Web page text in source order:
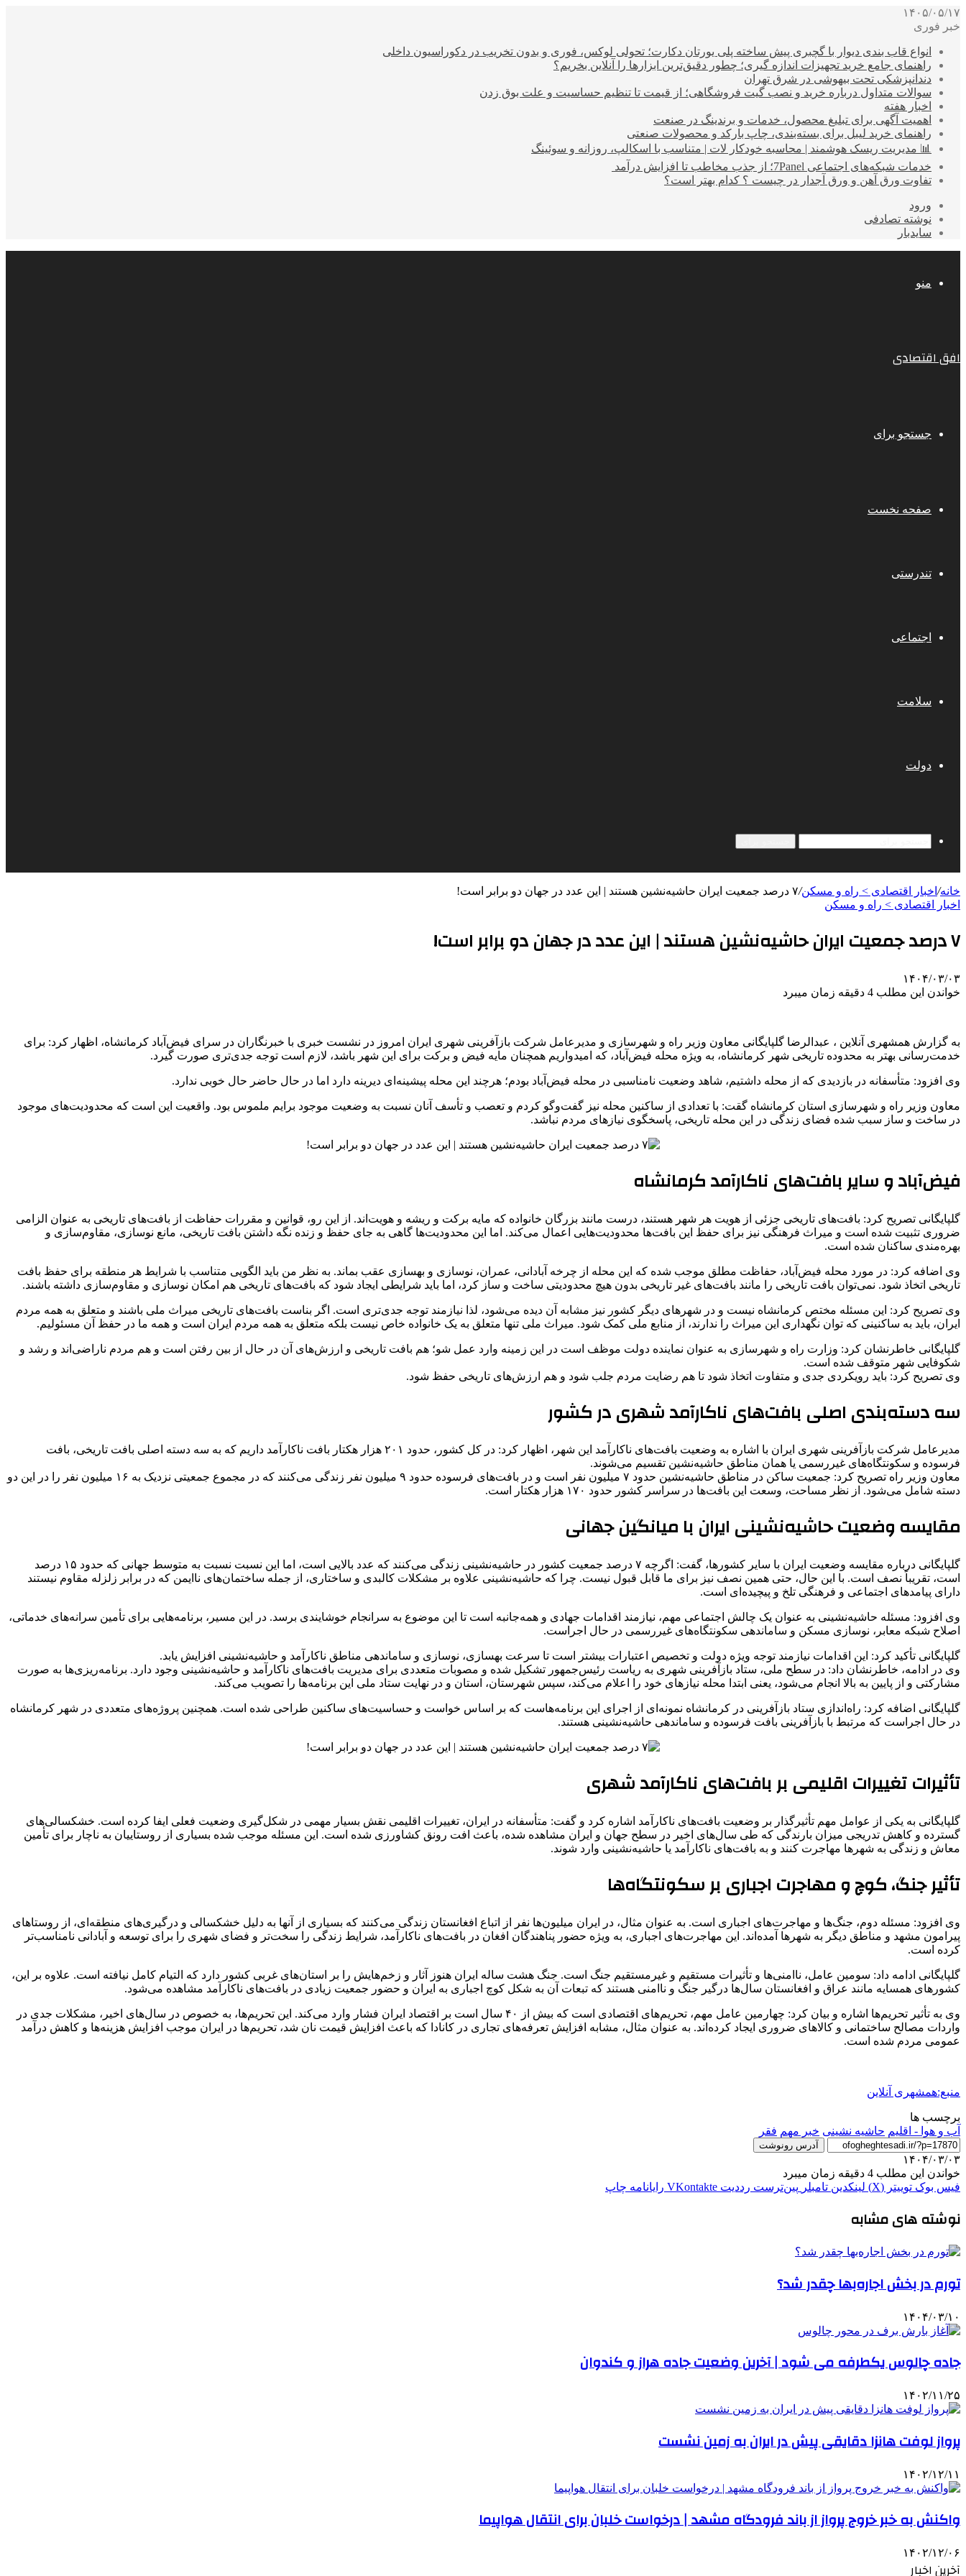
۱۴۰۵/۰۵/۱۷
خبر فوری
انواع قاب بندی دیوار با گچبری پیش ساخته پلی یورتان دکارت؛ تحولی لوکس، فوری و بدون تخریب در دکوراسیون داخلی
راهنمای جامع خرید تجهیزات اندازه گیری؛ چطور دقیق‌ترین ابزارها را آنلاین بخریم؟
دندانپزشکی تحت بیهوشی در شرق تهران
سوالات متداول درباره خرید و نصب گیت فروشگاهی؛ از قیمت تا تنظیم حساسیت و علت بوق زدن
اخبار هفته
اهمیت آگهی برای تبلیغ محصول، خدمات و برندینگ در صنعت
راهنمای خرید لیبل برای بسته‌بندی، چاپ بارکد و محصولات صنعتی
📊 مدیریت ریسک هوشمند | محاسبه خودکار لات | متناسب با اسکالپ، روزانه و سوئینگ
خدمات شبکه‌های اجتماعی 7Panel؛ از جذب مخاطب تا افزایش درآمد
تفاوت ورق آهن و ورق آجدار در چیست ؟ کدام بهتر است؟
ورود
نوشته تصادفی
سایدبار
منو
افق اقتصادی
جستجو برای
صفحه نخست
تندرستی
اجتماعی
سلامت
دولت
خانه/ اخبار اقتصادی > راه و مسکن/۷ درصد جمعیت ایران حاشیه‌نشین هستند | این عدد در جهان دو برابر است!
اخبار اقتصادی > راه و مسکن
۷ درصد جمعیت ایران حاشیه‌نشین هستند | این عدد در جهان دو برابر است!
۱۴۰۴/۰۳/۰۳
خواندن این مطلب 4 دقیقه زمان میبرد
به گزارش همشهری آنلاین ، عبدالرضا گلپایگانی معاون وزیر راه و شهرسازی و مدیرعامل شرکت بازآفرینی شهری ایران امروز در نشست خبری با خبرنگاران در سرای فیض‌آباد کرمانشاه، اظهار کرد: برای
خدمت‌رسانی بهتر به محدوده تاریخی شهر کرمانشاه، به ویژه محله فیض‌آباد، که امیدواریم همچنان مایه فیض و برکت برای این شهر باشد، لازم است توجه جدی‌تری صورت گیرد.
وی افزود: متأسفانه در بازدیدی که از محله داشتیم، شاهد وضعیت نامناسبی در محله فیض‌آباد بودم؛ هرچند این محله پیشینه‌ای دیرینه دارد اما در حال حاضر حال خوبی ندارد.
معاون وزیر راه و شهرسازی استان کرمانشاه گقت: با تعدادی از ساکنین محله نیز گفت‌وگو کردم و تعصب و تأسف آنان نسبت به وضعیت موجود برایم ملموس بود. واقعیت این است که محدودیت‌های موجود
در ساخت و ساز سبب شده فضای زندگی در این محله تاریخی، پاسخگوی نیازهای مردم نباشد.
فیض‌آباد و سایر بافت‌های ناکارآمد کرمانشاه
گلپایگانی تصریح کرد: بافت‌های تاریخی جزئی از هویت هر شهر هستند، درست مانند بزرگان خانواده که مایه برکت و ریشه و هویت‌اند. از این رو، قوانین و مقررات حفاظت از بافت‌های تاریخی به عنوان الزامی
ضروری تثبیت شده است و میراث فرهنگی نیز برای حفظ این بافت‌ها محدودیت‌هایی اعمال می‌کند. اما این محدودیت‌ها گاهی به جای حفظ و زنده نگه داشتن بافت تاریخی، مانع نوسازی، مقاوم‌سازی و
بهره‌مندی ساکنان شده است.
وی اضافه کرد: در مورد محله فیض‌آباد، حفاظت مطلق موجب شده که این محله از چرخه آبادانی، عمران، نوسازی و بهسازی عقب بماند. به نظر من باید الگویی متناسب با شرایط هر منطقه برای حفظ بافت
تاریخی اتخاذ شود. نمی‌توان بافت تاریخی را مانند بافت‌های غیر تاریخی بدون هیچ محدودیتی ساخت و ساز کرد، اما باید شرایطی ایجاد شود که بافت‌های تاریخی هم امکان نوسازی و مقاوم‌سازی داشته باشند.
وی تصریح کرد: این مسئله مختص کرمانشاه نیست و در شهرهای دیگر کشور نیز مشابه آن دیده می‌شود، لذا نیازمند توجه جدی‌تری است. اگر بناست بافت‌های تاریخی میراث ملی باشند و متعلق به همه مردم
ایران، باید به ساکنینی که توان نگهداری این میراث را ندارند، از منابع ملی کمک شود. میراث ملی تنها متعلق به یک خانواده خاص نیست بلکه متعلق به همه مردم ایران است و همه ما در حفظ آن مسئولیم.
گلپایگانی خاطرنشان کرد: وزارت راه و شهرسازی به عنوان نماینده دولت موظف است در این زمینه وارد عمل شو؛ هم بافت تاریخی و ارزش‌های آن در حال از بین رفتن است و هم مردم ناراضی‌اند و رشد و
شکوفایی شهر متوقف شده است.
وی تصریح کرد: باید رویکردی جدی و متفاوت اتخاذ شود تا هم رضایت مردم جلب شود و هم ارزش‌های تاریخی حفظ شود.
سه دسته‌بندی اصلی بافت‌های ناکارآمد شهری در کشور
مدیرعامل شرکت بازآفرینی شهری ایران با اشاره به وضعیت بافت‌های ناکارآمد این شهر، اظهار کرد: در کل کشور، حدود ۲۰۱ هزار هکتار بافت ناکارآمد داریم که به سه دسته اصلی بافت تاریخی، بافت
فرسوده و سکونتگاه‌های غیررسمی یا همان مناطق حاشیه‌نشین تقسیم می‌شوند.
معاون وزیر راه تصریح کرد: جمعیت ساکن در مناطق حاشیه‌نشین حدود ۷ میلیون نفر است و در بافت‌های فرسوده حدود ۹ میلیون نفر زندگی می‌کنند که در مجموع جمعیتی نزدیک به ۱۶ میلیون نفر را در این دو
دسته شامل می‌شود. از نظر مساحت، وسعت این بافت‌ها در سراسر کشور حدود ۱۷۰ هزار هکتار است.
مقایسه وضعیت حاشیه‌نشینی ایران با میانگین جهانی
گلپایگانی درباره مقایسه وضعیت ایران با سایر کشورها، گفت: اگرچه ۷ درصد جمعیت کشور در حاشیه‌نشینی زندگی می‌کنند که عدد بالایی است، اما این نسبت نسبت به متوسط جهانی که حدود ۱۵ درصد
است، تقریباً نصف است. با این حال، حتی همین نصف نیز برای ما قابل قبول نیست. چرا که حاشیه‌نشینی علاوه بر مشکلات کالبدی و ساختاری، از جمله ساختمان‌های ناایمن که در برابر زلزله مقاوم نیستند
دارای پیامدهای اجتماعی و فرهنگی تلخ و پیچیده‌ای است.
وی افزود: مسئله حاشیه‌نشینی به عنوان یک چالش اجتماعی مهم، نیازمند اقدامات جهادی و همه‌جانبه است تا این موضوع به سرانجام خوشایندی برسد. در این مسیر، برنامه‌هایی برای تأمین سرانه‌های خدماتی،
اصلاح شبکه معابر، نوسازی مسکن و ساماندهی سکونتگاه‌های غیررسمی در حال اجراست.
گلپایگانی تأکید کرد: این اقدامات نیازمند توجه ویژه دولت و تخصیص اعتبارات بیشتر است تا سرعت بهسازی، نوسازی و ساماندهی مناطق ناکارآمد و حاشیه‌نشینی افزایش یابد.
وی در ادامه، خاطرنشان داد: در سطح ملی، ستاد بازآفرینی شهری به ریاست رئیس‌جمهور تشکیل شده و مصوبات متعددی برای مدیریت بافت‌های ناکارآمد و حاشیه‌نشینی وجود دارد. برنامه‌ریزی‌ها به صورت
مشارکتی و از پایین به بالا انجام می‌شود، یعنی ابتدا محله نیازهای خود را اعلام می‌کند، سپس شهرستان، استان و در نهایت ستاد ملی این برنامه‌ها را تصویب می‌کند.
گلپایگانی اضافه کرد: راه‌اندازی ستاد بازآفرینی در کرمانشاه نمونه‌ای از اجرای این برنامه‌هاست که بر اساس خواست و حساسیت‌های ساکنین طراحی شده است. همچنین پروژه‌های متعددی در شهر کرمانشاه
در حال اجراست که مرتبط با بازآفرینی بافت فرسوده و ساماندهی حاشیه‌نشینی هستند.
تأثیرات تغییرات اقلیمی بر بافت‌های ناکارآمد شهری
گلپایگانی به یکی از عوامل مهم تأثیرگذار بر وضعیت بافت‌های ناکارآمد اشاره کرد و گفت: متأسفانه در ایران، تغییرات اقلیمی نقش بسیار مهمی در شکل‌گیری وضعیت فعلی ایفا کرده است. خشکسالی‌های
گسترده و کاهش تدریجی میزان بارندگی که طی سال‌های اخیر در سطح جهان و ایران مشاهده شده، باعث افت رونق کشاورزی شده است. این مسئله موجب شده بسیاری از روستاییان به ناچار برای تأمین
معاش و زندگی به شهرها مهاجرت کنند و به بافت‌های ناکارآمد یا حاشیه‌نشینی وارد شوند.
تأثیر جنگ، کوچ و مهاجرت اجباری بر سکونتگاه‌ها
وی افزود: مسئله دوم، جنگ‌ها و مهاجرت‌های اجباری است. به عنوان مثال، در ایران میلیون‌ها نفر از اتباع افغانستان زندگی می‌کنند که بسیاری از آنها به دلیل خشکسالی و درگیری‌های منطقه‌ای، از روستاهای
پیرامون مشهد و مناطق دیگر به شهرها آمده‌اند. این مهاجرت‌های اجباری، به ویژه حضور پناهندگان افغان در بافت‌های ناکارآمد، شرایط زندگی را سخت‌تر و فضای شهری را برای توسعه و آبادانی نامناسب‌تر
کرده است.
گلپایگانی ادامه داد: سومین عامل، ناامنی‌ها و تأثیرات مستقیم و غیرمستقیم جنگ است. جنگ هشت ساله ایران هنوز آثار و زخم‌هایش را بر استان‌های غربی کشور دارد که التیام کامل نیافته است. علاوه بر این،
کشورهای همسایه مانند عراق و افغانستان سال‌ها درگیر جنگ و ناامنی هستند که تبعات آن به شکل کوچ اجباری به ایران و حضور جمعیت زیادی در بافت‌های ناکارآمد مشاهده می‌شود.
وی به تأثیر تحریم‌ها اشاره و بیان کرد: چهارمین عامل مهم، تحریم‌های اقتصادی است که بیش از ۴۰ سال است بر اقتصاد ایران فشار وارد می‌کند. این تحریم‌ها، به خصوص در سال‌های اخیر، مشکلات جدی در
واردات مصالح ساختمانی و کالاهای ضروری ایجاد کرده‌اند. به عنوان مثال، مشابه افزایش تعرفه‌های تجاری در کانادا که باعث افزایش قیمت نان شد، تحریم‌ها در ایران موجب افزایش هزینه‌ها و کاهش درآمد
عمومی مردم شده است.
منبع:همشهری آنلاین
برچسب ها
آب و هوا - اقلیم حاشیه نشینی خبر مهم فقر
آدرس رونوشت
۱۴۰۴/۰۳/۰۳
خواندن این مطلب 4 دقیقه زمان میبرد
فیس بوک توییتر (X) لینکدین ‫تامبلر ‫پین‌ترست ‫رددیت ‫VKontakte رایانامه چاپ
نوشته های مشابه
تورم در بخش اجاره‌بها چقدر شد؟
۱۴۰۴/۰۳/۱۰
جاده چالوس یکطرفه می شود | آخرین وضعیت جاده هراز و کندوان
۱۴۰۲/۱۱/۲۵
پرواز لوفت هانزا دقایقی پیش در ایران به زمین نشست
۱۴۰۲/۱۲/۱۱
واکنش به خبر خروج پرواز از باند فرودگاه مشهد | درخواست خلبان برای انتقال هواپیما
۱۴۰۲/۱۲/۰۶
آخرین اخبار